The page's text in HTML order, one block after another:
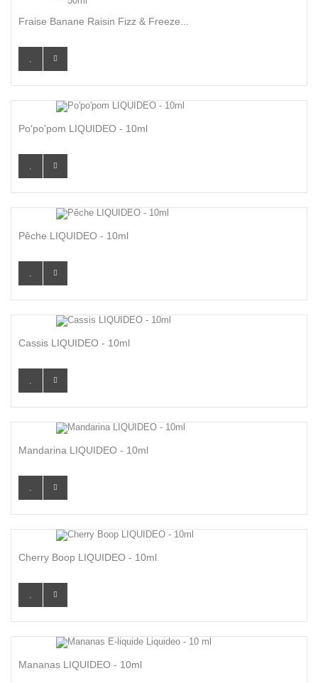
Fraise Banane Raisin Fizz & Freeze...
Po'po'pom LIQUIDEO - 10ml
Pêche LIQUIDEO - 10ml
Cassis LIQUIDEO - 10ml
Mandarina LIQUIDEO - 10ml
Cherry Boop LIQUIDEO - 10ml
Mananas LIQUIDEO - 10ml